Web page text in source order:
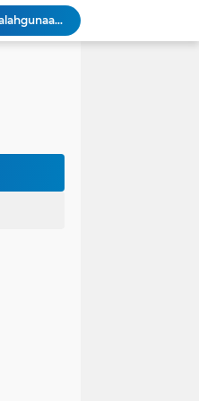
Wakapolsek Baso Jadi Narasumber Penyuluhan Bahaya Penyalahgunaan Narkoba di SMPN 1 Baso
Kasat Binmas Polresta Bukittinggi Berikan Penyuluhan Dampak Game Online dan Judi Online kepada Siswa Baru SMAN 1 Bukittinggi
Cegah Penyalahgunaan Narkoba, Polresta Bukittinggi Gelar Penyuluhan di Nagari Pakan Sinayan